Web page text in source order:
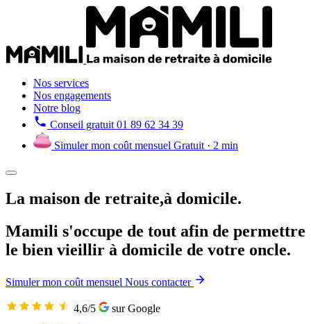
Nos services
Nos engagements
Notre blog
Conseil gratuit 01 89 62 34 39
Simuler mon coût mensuel Gratuit · 2 min
La maison de retraite,à domicile.
Mamili s'occupe de tout afin de permettre
le bien vieillir à domicile de votre tante.
Simuler mon coût mensuel Nous contacter
4,6/5 sur Google